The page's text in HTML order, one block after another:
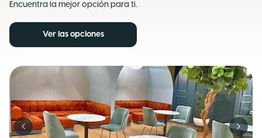
Encuentra la mejor opción para ti.
Ver las opciones
Previous slide Next